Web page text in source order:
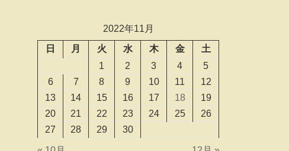
2022年11月
日
月 火 水 木 金
土
1
2 3 4
5
6
7 8 9 10 11
12
13
14 15 16 17 18
19
20
21 22 23 24 25
26
27
28 29 30